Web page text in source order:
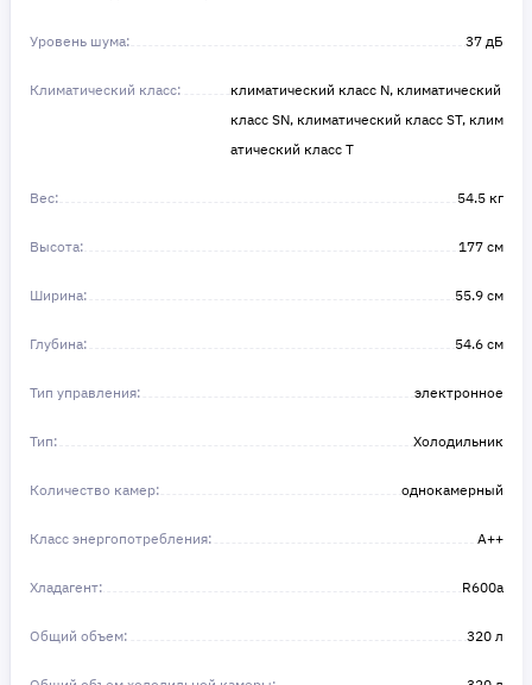
Уровень шума: 37 дБ
Климатический класс:
климатический класс N, климатический
класс SN, климатический класс ST, клим
атический класс T
Вес: 54.5 кг
Высота: 177 см
Ширина: 55.9 см
Глубина: 54.6 см
Тип управления: электронное
Тип: Холодильник
Количество камер: однокамерный
Класс энергопотребления: A++
Хладагент: R600a
Общий объем: 320 л